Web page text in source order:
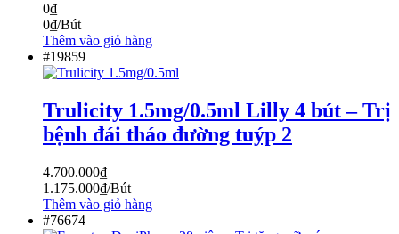
0₫
0₫/Bút
Thêm vào giỏ hàng
#19859
Trulicity 1.5mg/0.5ml Lilly 4 bút – Trị
bệnh đái tháo đường tuýp 2
4.700.000₫
1.175.000₫/Bút
Thêm vào giỏ hàng
#76674